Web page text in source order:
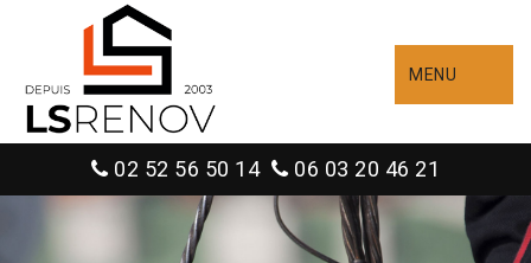
MENU
02 52 56 50 14 06 03 20 46 21